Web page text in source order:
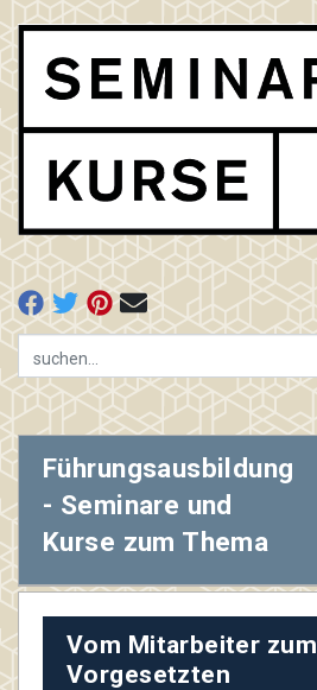
Führungsausbildung
- Seminare und
Kurse zum Thema
Vom Mitarbeiter zum
Vorgesetzten